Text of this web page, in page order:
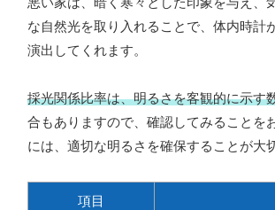
な自然光を取り入れることで、体内時計
演出してくれます。
採光関係比率は、明るさを客観的に示す
合もありますので、確認してみることを
には、適切な明るさを確保することが大
項目